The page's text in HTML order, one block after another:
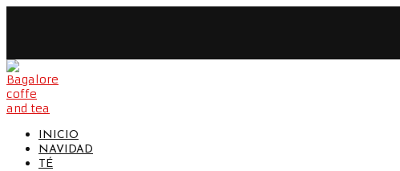
INICIO
NAVIDAD
TÉ